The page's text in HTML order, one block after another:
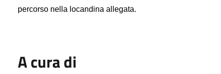
percorso nella locandina allegata.
A cura di